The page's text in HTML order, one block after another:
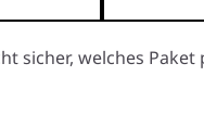
sicher, welches Paket